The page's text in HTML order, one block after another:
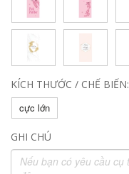
KÍCH THƯỚC / CHẾ BIẾN:
cực lớn
GHI CHÚ